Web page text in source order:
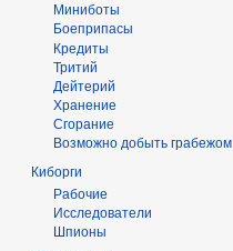
Миниботы
Боеприпасы
Кредиты
Тритий
Дейтерий
Хранение
Сгорание
Возможно добыть грабежом
Киборги
Рабочие
Исследователи
Шпионы